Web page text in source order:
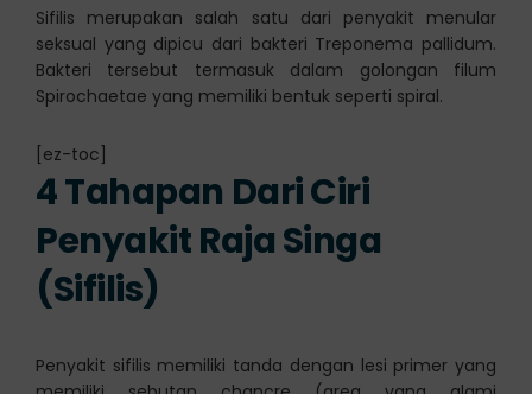
Sifilis merupakan salah satu dari penyakit menular
seksual yang dipicu dari bakteri Treponema pallidum.
Bakteri tersebut termasuk dalam golongan filum
Spirochaetae yang memiliki bentuk seperti spiral.
[ez-toc]
4 Tahapan Dari Ciri
Penyakit Raja Singa
(Sifilis)
Penyakit sifilis memiliki tanda dengan lesi primer yang